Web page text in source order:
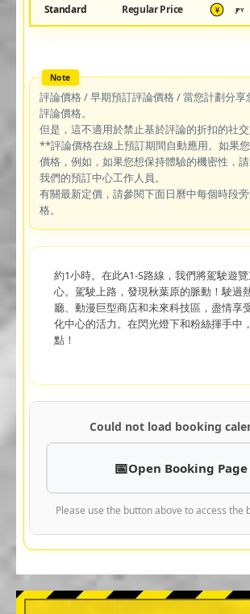
Standard Regular Price ¥ JPY
評論價格 / 早期預訂評論價格 / 當您計劃分享
評論價格。
但是，這不適用於禁止基於評論的折扣的社交
**評論價格在線上預訂期間自動應用。如果
價格，例如，如果您想保持體驗的機密性，
我們的預訂中心工作人員。
有關最新定價，請參閱下面日曆中每個時段
格。
約1小時。在此A1-S路線，我們將駕駛遊
心。駕駛上路，發現秋葉原的脈動！駛過
廳、動漫巨型商店和未來科技區，盡情享
化中心的活力。在閃光燈下和粉絲揮手中
點！
Could not load booking
Open Booking Page
Please use the button above to access the